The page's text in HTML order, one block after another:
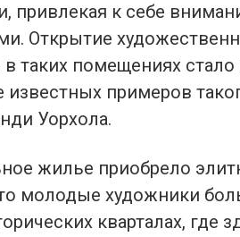
привлекая к себе
Открытие
таких помещениях стало
примеров
Уорхола.
жилье приобрело
молодые художники
кварталах, где